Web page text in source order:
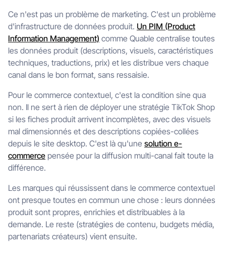
Ce n'est pas un problème de marketing. C'est un problème
d'infrastructure de données produit. Un PIM (Product
Information Management) comme Quable centralise toutes
les données produit (descriptions, visuels, caractéristiques
techniques, traductions, prix) et les distribue vers chaque
canal dans le bon format, sans ressaisie.
Pour le commerce contextuel, c'est la condition sine qua
non. Il ne sert à rien de déployer une stratégie TikTok Shop
si les fiches produit arrivent incomplètes, avec des visuels
mal dimensionnés et des descriptions copiées-collées
depuis le site desktop. C'est là qu'une solution e-
commerce pensée pour la diffusion multi-canal fait toute la
différence.
Les marques qui réussissent dans le commerce contextuel
ont presque toutes en commun une chose : leurs données
produit sont propres, enrichies et distribuables à la
demande. Le reste (stratégies de contenu, budgets média,
partenariats créateurs) vient ensuite.